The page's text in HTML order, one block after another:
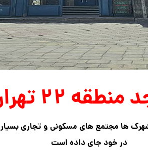
۲۲ تهران
ها مجتمع های مسکونی و تجاری
در خود جای داده است